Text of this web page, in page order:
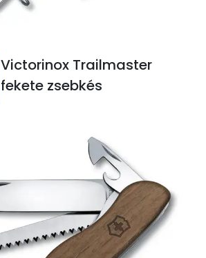
Victorinox Trailmaster
fekete zsebkés